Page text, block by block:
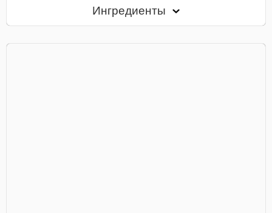
Ингредиенты